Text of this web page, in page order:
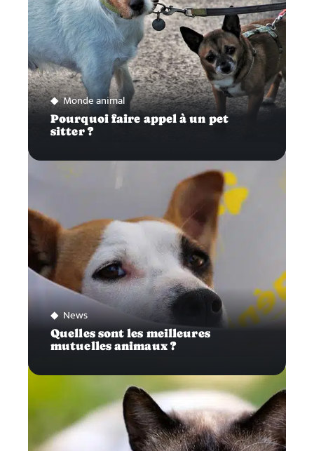
Monde animal
Pourquoi faire appel à un pet
sitter ?
News
Quelles sont les meilleures
mutuelles animaux ?